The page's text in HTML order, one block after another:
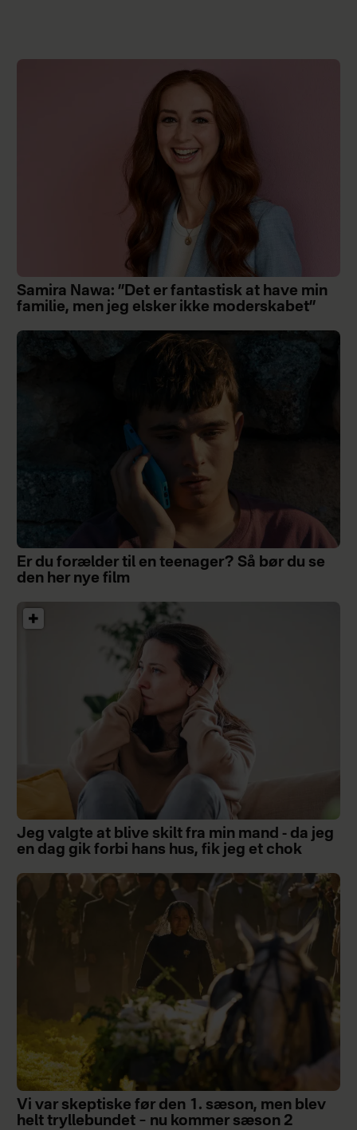
Samira Nawa: ”Det er fantastisk at have min
familie, men jeg elsker ikke moderskabet”
Er du forælder til en teenager? Så bør du se
den her nye film
Jeg valgte at blive skilt fra min mand - da jeg
en dag gik forbi hans hus, fik jeg et chok
Vi var skeptiske før den 1. sæson, men blev
helt tryllebundet – nu kommer sæson 2